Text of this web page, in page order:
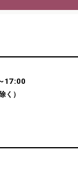
17:00
く）